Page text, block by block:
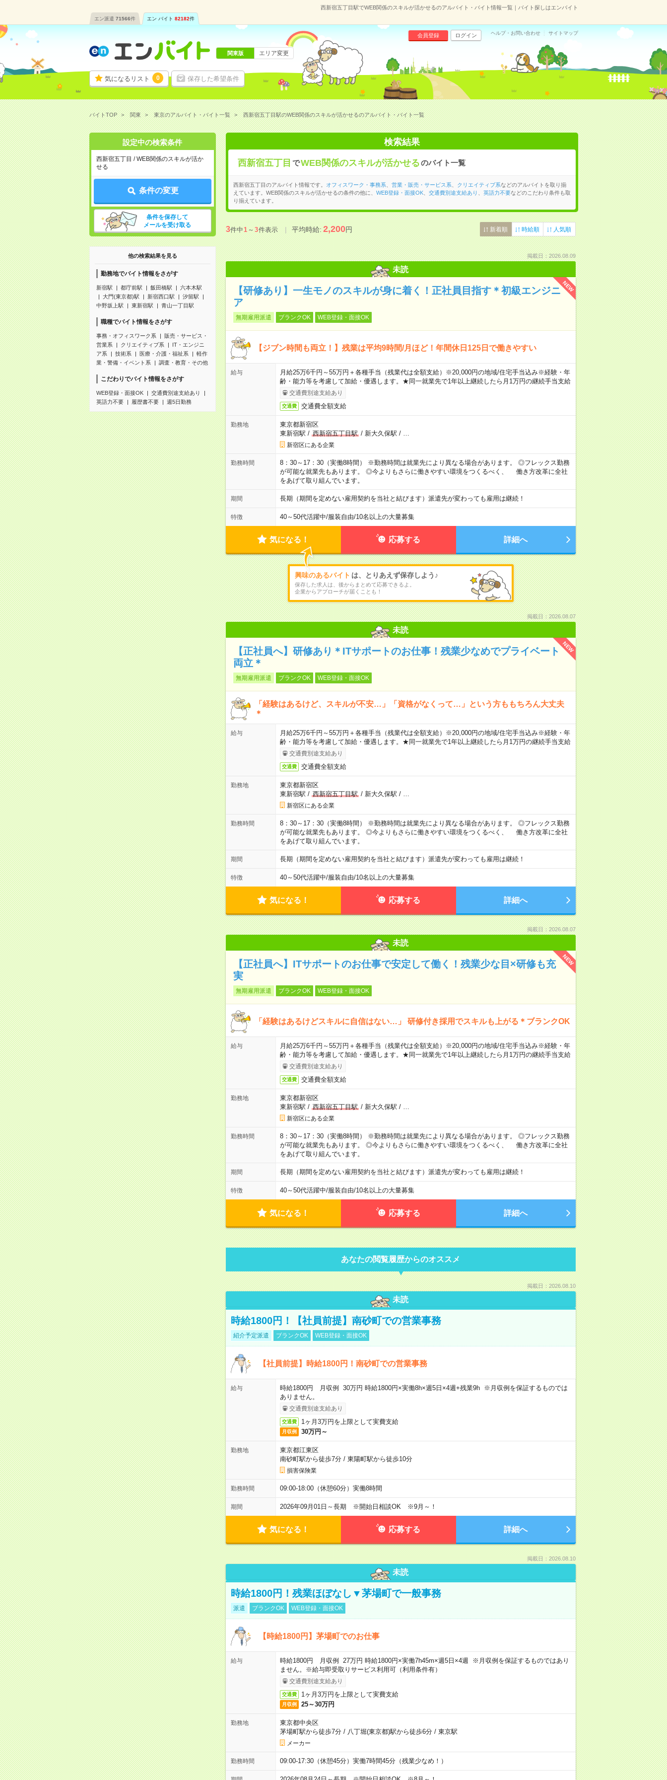
西新宿五丁目駅でWEB関係のスキルが活かせるのアルバイト・バイト情報一覧｜バイト探しはエンバイト
エン派遣 71566件 エン バイト 82182件
気になるリスト 0 保存した希望条件
会員登録 ログイン ヘルプ・お問い合わせ サイトマップ
関東版 エリア変更
バイトTOP 関東 東京のアルバイト・バイト一覧 西新宿五丁目駅のWEB関係のスキルが活かせるのアルバイト・バイト一覧
設定中の検索条件
西新宿五丁目 / WEB関係のスキルが活か
せる
条件の変更
条件を保存して
メールを受け取る
他の検索結果を見る
勤務地でバイト情報をさがす
新宿駅 都庁前駅 飯田橋駅
六本木駅
大門(東京都)駅
新宿西口駅
汐留駅
中野坂上駅
東新宿駅 青山一丁目駅
職種でバイト情報をさがす
事務・オフィスワーク系
販売・サービス・
営業系
クリエイティブ系
IT・エンジニ
ア系
技術系 医療・介護・福祉系
軽作
業・警備・イベント系
調査・教育・その他
こだわりでバイト情報をさがす
WEB登録・面接OK
交通費別途支給あり
英語力不要
履歴書不要 週5日勤務
検索結果
西新宿五丁目 でWEB関係のスキルが活かせるのバイト一覧
西新宿五丁目のアルバイト情報です。 オフィスワーク・事務系 営業・販売・サービス系 クリエイティブ系などのアルバイトを取り揃
えています。WEB関係のスキルが活かせるの条件の他に、 WEB登録・面接OK、 交通費別途支給あり 英語力不要などのこだわり条件も取
り揃えています。
3件中1～3件表示 平均時給:2,200円 新着順 時給順 人気順
掲載日：2026.08.09
未読
NEW
【研修あり】一生モノのスキルが身に着く！正社員目指す＊初級エンジニ
ア
無期雇用派遣 ブランクOK WEB登録・面接OK
【ジブン時間も両立！】残業は平均9時間/月ほど！年間休日125日で働きやすい
給与
月給25万6千円～55万円＋各種手当（残業代は全額支給）※20,000円の地域/住宅手当込み※経験・年
齢・能力等を考慮して加給・優遇します。★同一就業先で1年以上継続したら月1万円の継続手当支給
交通費別途支給あり
交通費 交通費全額支給
勤務地
東京都新宿区
東新宿駅 / 西新宿五丁目駅/ 新大久保駅 /
新宿区にある企業
勤務時間
8：30～17：30（実働8時間） ※勤務時間は就業先により異なる場合があります。 ◎フレックス勤務
が可能な就業先もあります。 ◎今よりもさらに働きやすい環境をつくるべく、 働き方改革に全社
をあげて取り組んでいます。
期間 長期（期間を定めない雇用契約を当社と結びます）派遣先が変わっても雇用は継続！
特徴 40～50代活躍中/服装自由/10名以上の大量募集
気になる！ 応募する 詳細へ
興味のあるバイト は、とりあえず保存しよう♪
保存した求人は、後からまとめて応募できるよ。
企業からアプローチが届くことも！
掲載日：2026.08.07
未読
NEW
【正社員へ】研修あり＊ITサポートのお仕事！残業少なめでプライベート
両立＊
無期雇用派遣 ブランクOK WEB登録・面接OK
「経験はあるけど、スキルが不安…」「資格がなくって…」という方ももちろん大丈夫
＊
給与
月給25万6千円～55万円＋各種手当（残業代は全額支給）※20,000円の地域/住宅手当込み※経験・年
齢・能力等を考慮して加給・優遇します。★同一就業先で1年以上継続したら月1万円の継続手当支給
交通費別途支給あり
交通費 交通費全額支給
勤務地
東京都新宿区
東新宿駅 / 西新宿五丁目駅/ 新大久保駅 /
新宿区にある企業
勤務時間
8：30～17：30（実働8時間） ※勤務時間は就業先により異なる場合があります。 ◎フレックス勤務
が可能な就業先もあります。 ◎今よりもさらに働きやすい環境をつくるべく、 働き方改革に全社
をあげて取り組んでいます。
期間 長期（期間を定めない雇用契約を当社と結びます）派遣先が変わっても雇用は継続！
特徴 40～50代活躍中/服装自由/10名以上の大量募集
気になる！ 応募する 詳細へ
掲載日：2026.08.07
未読
NEW
【正社員へ】ITサポートのお仕事で安定して働く！残業少な目×研修も充
実
無期雇用派遣 ブランクOK WEB登録・面接OK
「経験はあるけどスキルに自信はない…」 研修付き採用でスキルも上がる＊ブランクOK
給与
月給25万6千円～55万円＋各種手当（残業代は全額支給）※20,000円の地域/住宅手当込み※経験・年
齢・能力等を考慮して加給・優遇します。★同一就業先で1年以上継続したら月1万円の継続手当支給
交通費別途支給あり
交通費 交通費全額支給
勤務地
東京都新宿区
東新宿駅 / 西新宿五丁目駅/ 新大久保駅 /
新宿区にある企業
勤務時間
8：30～17：30（実働8時間） ※勤務時間は就業先により異なる場合があります。 ◎フレックス勤務
が可能な就業先もあります。 ◎今よりもさらに働きやすい環境をつくるべく、 働き方改革に全社
をあげて取り組んでいます。
期間 長期（期間を定めない雇用契約を当社と結びます）派遣先が変わっても雇用は継続！
特徴 40～50代活躍中/服装自由/10名以上の大量募集
気になる！ 応募する 詳細へ
あなたの閲覧履歴からのオススメ
掲載日：2026.08.10
未読
時給1800円！【社員前提】南砂町での営業事務
紹介予定派遣 ブランクOK WEB登録・面接OK
【社員前提】時給1800円！南砂町での営業事務
給与
時給1800円 月収例 30万円 時給1800円×実働8h×週5日×4週+残業9h ※月収例を保証するものでは
ありません。
交通費別途支給あり
交通費 1ヶ月3万円を上限として実費支給
月収例 30万円～
勤務地
東京都江東区
南砂町駅から徒歩7分/ 東陽町駅から徒歩10分
損害保険業
勤務時間 09:00-18:00（休憩60分）実働8時間
期間 2026年09月01日～長期 ※開始日相談OK ※9月～！
気になる！ 応募する 詳細へ
掲載日：2026.08.10
未読
時給1800円！残業ほぼなし▼茅場町で一般事務
派遣 ブランクOK WEB登録・面接OK
【時給1800円】茅場町でのお仕事
給与
時給1800円 月収例 27万円 時給1800円×実働7h45m×週5日×4週 ※月収例を保証するものではあり
ません。※給与即受取りサービス利用可（利用条件有）
交通費別途支給あり
交通費 1ヶ月3万円を上限として実費支給
月収例 25～30万円
勤務地
東京都中央区
茅場町駅から徒歩7分/ 八丁堀(東京都)駅から徒歩6分/ 東京駅
メーカー
勤務時間 09:00-17:30（休憩45分）実働7時間45分（残業少なめ！）